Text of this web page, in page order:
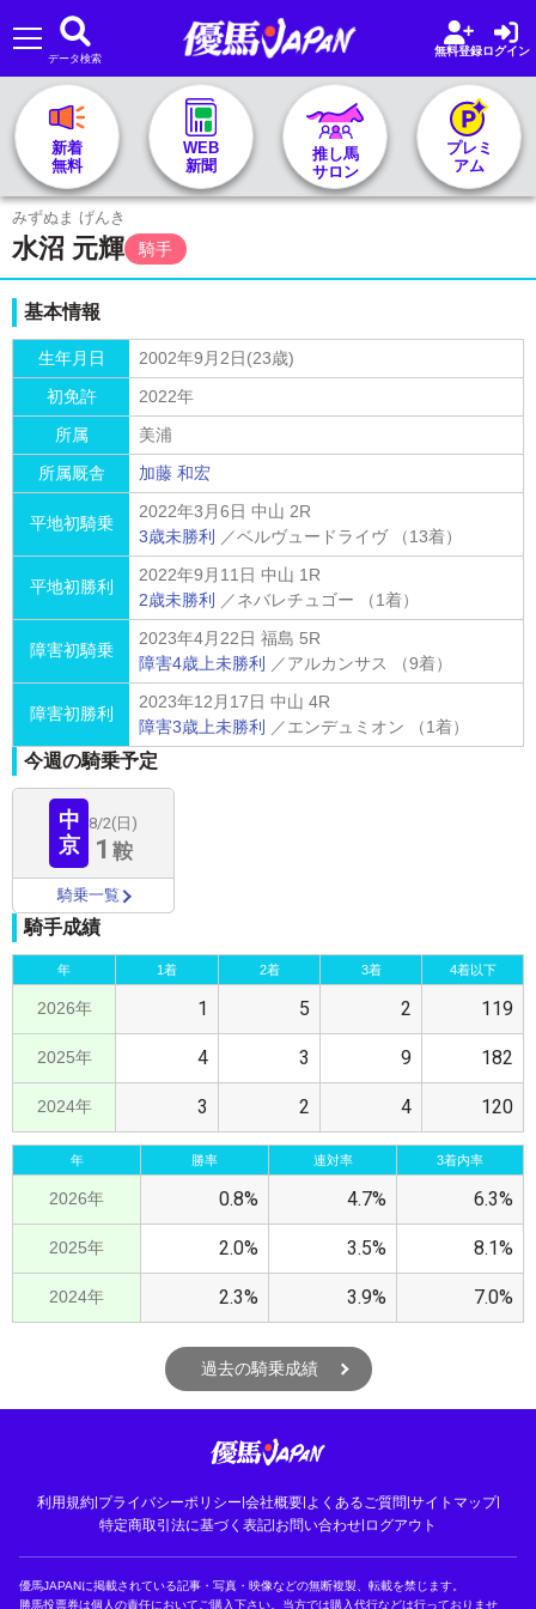
🏇 推し馬サロンTOP
レース一覧
お気に入り
データ検索
無料登録ログイン
新着
無料
WEB
新聞
推し馬
サロン
プレミ
アム
みずぬま げんき
水沼 元輝 騎手
基本情報
生年月日
2002年9月2日(23歳)
初免許
2022年
所属
美浦
所属厩舎
加藤 和宏
平地初騎乗
2022年3月6日 中山 2R
3歳未勝利
／ベルヴュードライヴ （13着）
平地初勝利
2022年9月11日 中山 1R
2歳未勝利
／ネバレチュゴー （1着）
障害初騎乗
2023年4月22日 福島 5R
障害4歳上未勝利
／アルカンサス （9着）
障害初勝利
2023年12月17日 中山 4R
障害3歳上未勝利
／エンデュミオン （1着）
今週の騎乗予定
中
京
8/2(日)
1 鞍
騎乗一覧
騎手成績
年 1着 2着 3着 4着以下
2026年 1 5 2 119
2025年 4 3 9 182
2024年 3 2 4 120
年 勝率 連対率 3着内率
2026年 0.8% 4.7% 6.3%
2025年 2.0% 3.5% 8.1%
2024年 2.3% 3.9% 7.0%
過去の騎乗成績
利用規約|プライバシーポリシー|会社概要|よくあるご質問|サイトマップ|
特定商取引法に基づく表記|お問い合わせ| ログアウト
優馬JAPANに掲載されている記事・写真・映像などの無断複製、転載を禁じます。
勝馬投票券は個人の責任においてご購入下さい。当方では購入代行などは行っておりませ